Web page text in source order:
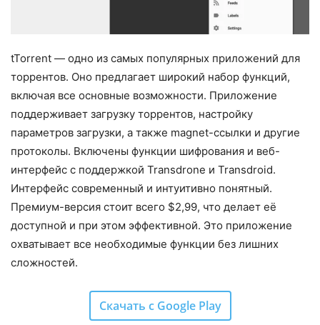
tTorrent — одно из самых популярных приложений для
торрентов. Оно предлагает широкий набор функций,
включая все основные возможности. Приложение
поддерживает загрузку торрентов, настройку
параметров загрузки, а также magnet-ссылки и другие
протоколы. Включены функции шифрования и веб-
интерфейс с поддержкой Transdrone и Transdroid.
Интерфейс современный и интуитивно понятный.
Премиум-версия стоит всего $2,99, что делает её
доступной и при этом эффективной. Это приложение
охватывает все необходимые функции без лишних
сложностей.
Скачать с Google Play